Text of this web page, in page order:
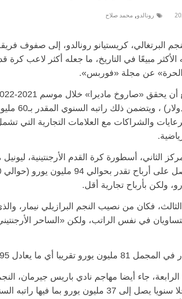
رونالدو, محمد صلاح
البرتغالي، كريستيانو رونالدو، إلى صفوف
مبيعًا في التاريخ، ما جعله أكثر لاعب كرة
عن مجلة «فوربس».
والشراكات مع العلامات التجارية التي
الثاني، أسطورة كرة القدم الأرجنتينية،
الثالث، فكان من نصيب النجم البرازيلي
في نفس الراتب، ولكن «الساحر
أي ما يعادل 95 مليون دولار أميركي.
جاء أيضا مهاجم نادي باريس جيرمان،
حسين
(بروفايل)
الرئيسية
في ذكرى رحيله.. د. نور فرحات فقيه
قانوني دافع عن قضايا الوطن وانحاز
للحرية (بروفايل)
26 يناير، 2026